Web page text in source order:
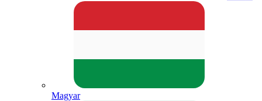
Magyar